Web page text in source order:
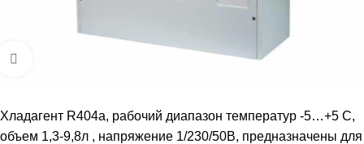
Хладагент R404a, рабочий диапазон температур -5…+5 С,
объем 1,3-9,8л , напряжение 1/230/50В, предназначены для